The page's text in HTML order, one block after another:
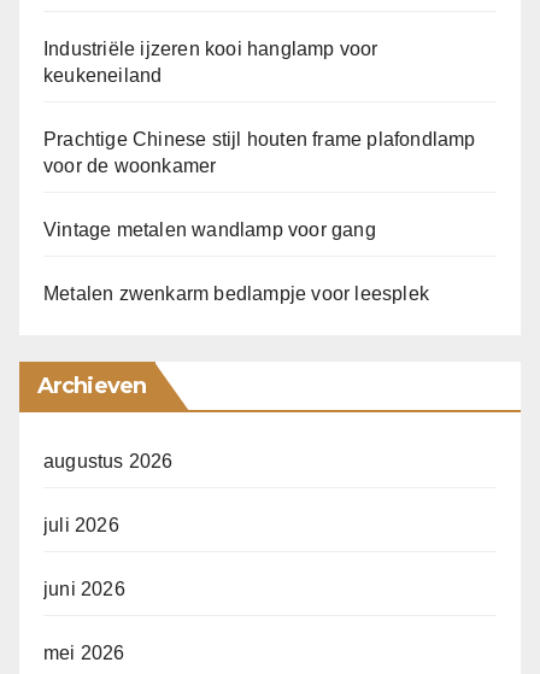
Industriële ijzeren kooi hanglamp voor
keukeneiland
Prachtige Chinese stijl houten frame plafondlamp
voor de woonkamer
Vintage metalen wandlamp voor gang
Metalen zwenkarm bedlampje voor leesplek
Archieven
augustus 2026
juli 2026
juni 2026
mei 2026